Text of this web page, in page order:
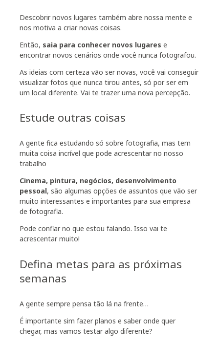
Descobrir novos lugares também abre nossa mente e
nos motiva a criar novas coisas.
Então, saia para conhecer novos lugares e
encontrar novos cenários onde você nunca fotografou.
As ideias com certeza vão ser novas, você vai conseguir
visualizar fotos que nunca tirou antes, só por ser em
um local diferente. Vai te trazer uma nova percepção.
Estude outras coisas
A gente fica estudando só sobre fotografia, mas tem
muita coisa incrível que pode acrescentar no nosso
trabalho
Cinema, pintura, negócios, desenvolvimento
pessoal, são algumas opções de assuntos que vão ser
muito interessantes e importantes para sua empresa
de fotografia.
Pode confiar no que estou falando. Isso vai te
acrescentar muito!
Defina metas para as próximas
semanas
A gente sempre pensa tão lá na frente…
É importante sim fazer planos e saber onde quer
chegar, mas vamos testar algo diferente?